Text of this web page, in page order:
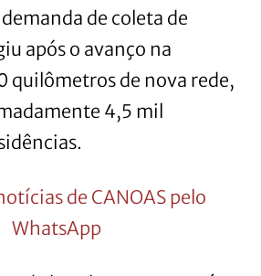
de coleta de
após o avanço na
quilômetros de nova rede,
4,5 mil
de CANOAS pelo
WhatsApp